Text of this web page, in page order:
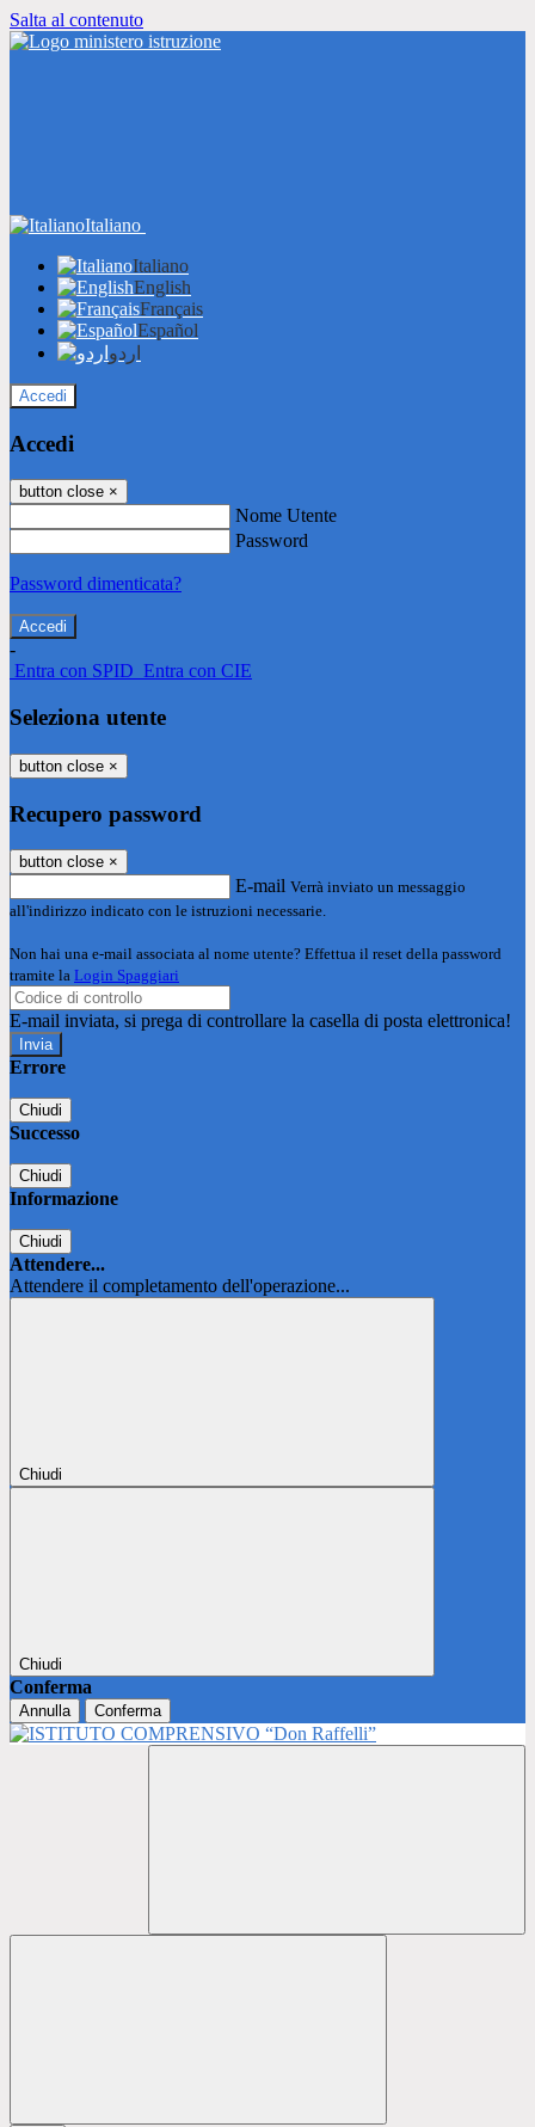
Salta al contenuto
Italiano
Italiano
English
Français
Español
اردو
Accedi
Accedi
button close ×
Nome Utente
Password
Password dimenticata?
-
Entra con SPID Entra con CIE
Seleziona utente
button close ×
Recupero password
button close ×
E-mail Verrà inviato un messaggio
all'indirizzo indicato con le istruzioni necessarie.
Non hai una e-mail associata al nome utente? Effettua il reset della password
tramite la Login Spaggiari
E-mail inviata, si prega di controllare la casella di posta elettronica!
Errore
Chiudi
Successo
Chiudi
Informazione
Chiudi
Attendere...
Attendere il completamento dell'operazione...
Chiudi
Chiudi
Conferma
Annulla Conferma